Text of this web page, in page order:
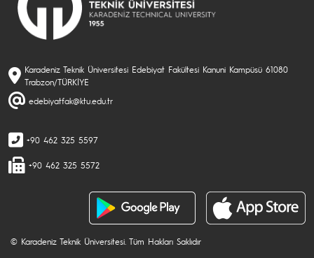
Karadeniz Teknik Üniversitesi Edebiyat Fakültesi Kanuni Kampüsü 61080
Trabzon/TÜRKİYE
edebiyatfak@ktu.edu.tr
+90 462 325 5597
+90 462 325 5572
© Karadeniz Teknik Üniversitesi. Tüm Hakları Saklıdır